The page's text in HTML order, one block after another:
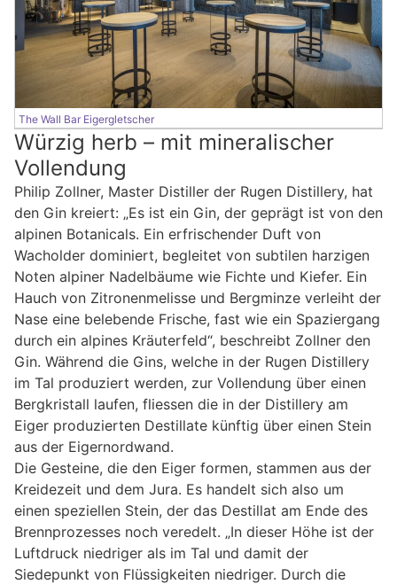
The Wall Bar Eigergletscher
Würzig herb – mit mineralischer
Vollendung
Philip Zollner, Master Distiller der Rugen Distillery, hat
den Gin kreiert: „Es ist ein Gin, der geprägt ist von den
alpinen Botanicals. Ein erfrischender Duft von
Wacholder dominiert, begleitet von subtilen harzigen
Noten alpiner Nadelbäume wie Fichte und Kiefer. Ein
Hauch von Zitronenmelisse und Bergminze verleiht der
Nase eine belebende Frische, fast wie ein Spaziergang
durch ein alpines Kräuterfeld“, beschreibt Zollner den
Gin. Während die Gins, welche in der Rugen Distillery
im Tal produziert werden, zur Vollendung über einen
Bergkristall laufen, fliessen die in der Distillery am
Eiger produzierten Destillate künftig über einen Stein
aus der Eigernordwand.
Die Gesteine, die den Eiger formen, stammen aus der
Kreidezeit und dem Jura. Es handelt sich also um
einen speziellen Stein, der das Destillat am Ende des
Brennprozesses noch veredelt. „In dieser Höhe ist der
Luftdruck niedriger als im Tal und damit der
Siedepunkt von Flüssigkeiten niedriger. Durch die